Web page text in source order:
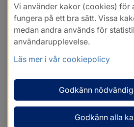
Vi använder kakor (cookies) för
fungera på ett bra sätt. Vissa
medan andra används för
användarupplevelse.
Läs mer i vår cookiepolicy
Godkänn
Godkänn alla